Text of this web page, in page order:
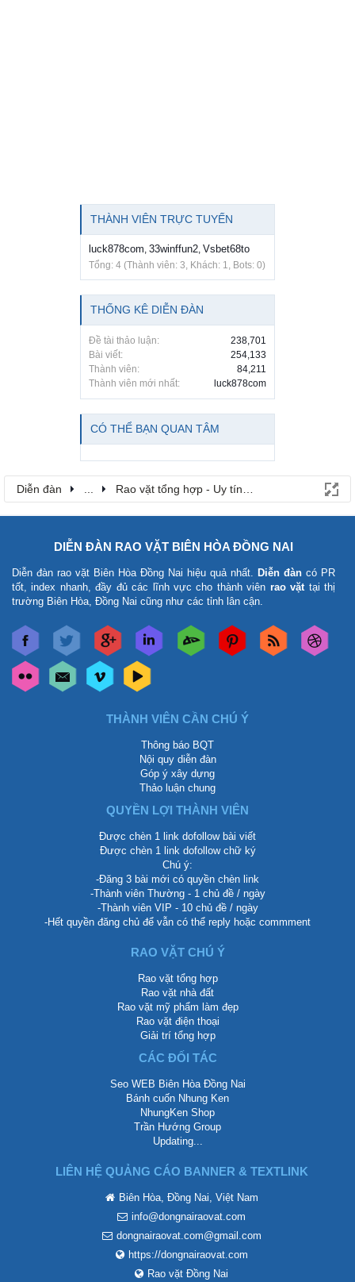
THÀNH VIÊN TRỰC TUYẾN
luck878com 33winffun2 Vsbet68to
Tổng: 4 (Thành viên: 3, Khách: 1, Bots: 0)
THỐNG KÊ DIỄN ĐÀN
Đề tài thảo luận:
238,701
Bài viết:
254,133
Thành viên:
84,211
Thành viên mới nhất:
luck878com
CÓ THỂ BẠN QUAN TÂM
Diễn đàn Rao vặt tổng hợp - Uy tín - Miễn phí
DIỄN ĐÀN RAO VẶT BIÊN HÒA ĐỒNG NAI
Diễn đàn rao vặt Biên Hòa Đồng Nai hiệu quả nhất. Diễn đàn có PR
tốt, index nhanh, đầy đủ các lĩnh vực cho thành viên rao vặt tại thị
trường Biên Hòa, Đồng Nai cũng như các tỉnh lân cận.
THÀNH VIÊN CẦN CHÚ Ý
Thông báo BQT
Nội quy diễn đàn
Góp ý xây dựng
Thảo luận chung
QUYỀN LỢI THÀNH VIÊN
Được chèn 1 link dofollow bài viết
Được chèn 1 link dofollow chữ ký
Chú ý:
-Đăng 3 bài mới có quyền chèn link
-Thành viên Thường - 1 chủ đề / ngày
-Thành viên VIP - 10 chủ đề / ngày
-Hết quyền đăng chủ để vẫn có thể reply hoặc commment
RAO VẶT CHÚ Ý
Rao vặt tổng hợp
Rao vặt nhà đất
Rao vặt mỹ phẩm làm đẹp
Rao vặt điện thoại
Giải trí tổng hợp
CÁC ĐỐI TÁC
Seo WEB Biên Hòa Đồng Nai
Bánh cuốn Nhung Ken
NhungKen Shop
Trần Hướng Group
Updating...
LIÊN HỆ QUẢNG CÁO BANNER & TEXTLINK
Biên Hòa, Đồng Nai, Việt Nam
info@dongnairaovat.com
dongnairaovat.com@gmail.com
https://dongnairaovat.com
Rao vặt Đồng Nai